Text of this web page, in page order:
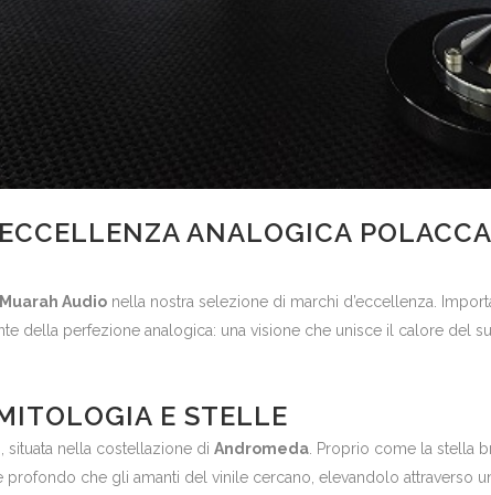
ANALOGICA
Muarah Audio nella nostra selezione di marchi d’eccellenza.
della perfezione analogica: una visione che unisce il calore del
E STELLE
, situata nella costellazione di Andromeda . Proprio come la stella
che gli amanti del vinile cercano, elevandolo attraverso